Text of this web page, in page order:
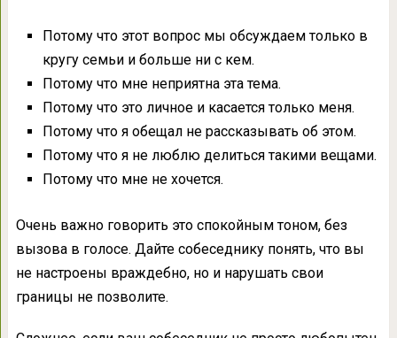
Потому что этот вопрос мы обсуждаем только в
кругу семьи и больше ни с кем.
Потому что мне неприятна эта тема.
Потому что это личное и касается только меня.
Потому что я обещал не рассказывать об этом.
Потому что я не люблю делиться такими вещами.
Потому что мне не хочется.
Очень важно говорить это спокойным тоном, без
вызова в голосе. Дайте собеседнику понять, что вы
не настроены враждебно, но и нарушать свои
границы не позволите.